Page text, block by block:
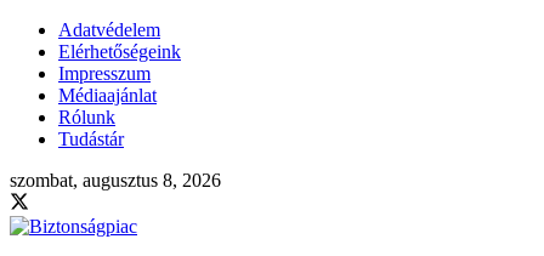
Adatvédelem
Elérhetőségeink
Impresszum
Médiaajánlat
Rólunk
Tudástár
szombat, augusztus 8, 2026